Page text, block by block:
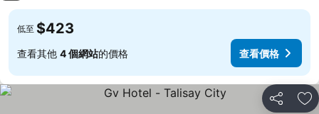
低至 $423
查看其他 4 個網站的價格 查看價格
分享 加